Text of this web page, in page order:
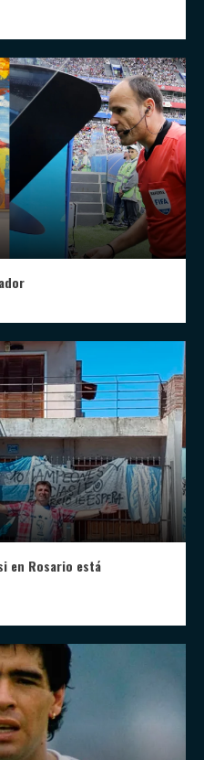
en Rosario está